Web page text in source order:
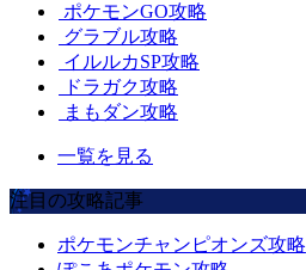
ポケモンGO攻略
グラブル攻略
イルルカSP攻略
ドラガク攻略
まもダン攻略
一覧を見る
注目の攻略記事
ポケモンチャンピオンズ攻略